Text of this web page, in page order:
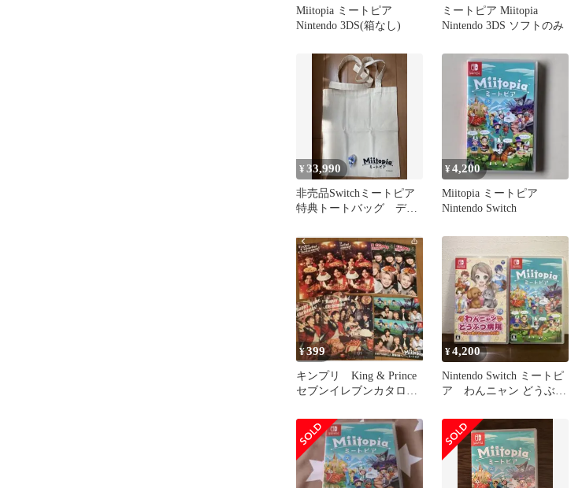
Miitopia ミートピア
Nintendo 3DS(箱なし)
ミートピア Miitopia
Nintendo 3DS ソフトのみ
¥33,990
非売品Switchミートピア
特典トートバッグ デル
ー
¥4,200
Miitopia ミートピア
Nintendo Switch
¥399
キンプリ King & Prince
セブンイレブンカタロ
¥4,200
Nintendo Switch ミートピ
ア わんニャン どうぶつ